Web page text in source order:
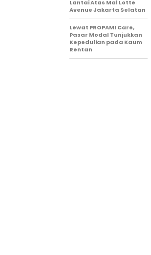
Lantai Atas Mal Lotte
Avenue Jakarta Selatan
Lewat PROPAMI Care,
Pasar Modal Tunjukkan
Kepedulian pada Kaum
Rentan